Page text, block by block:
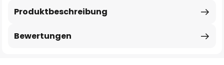
Produktbeschreibung
Bewertungen